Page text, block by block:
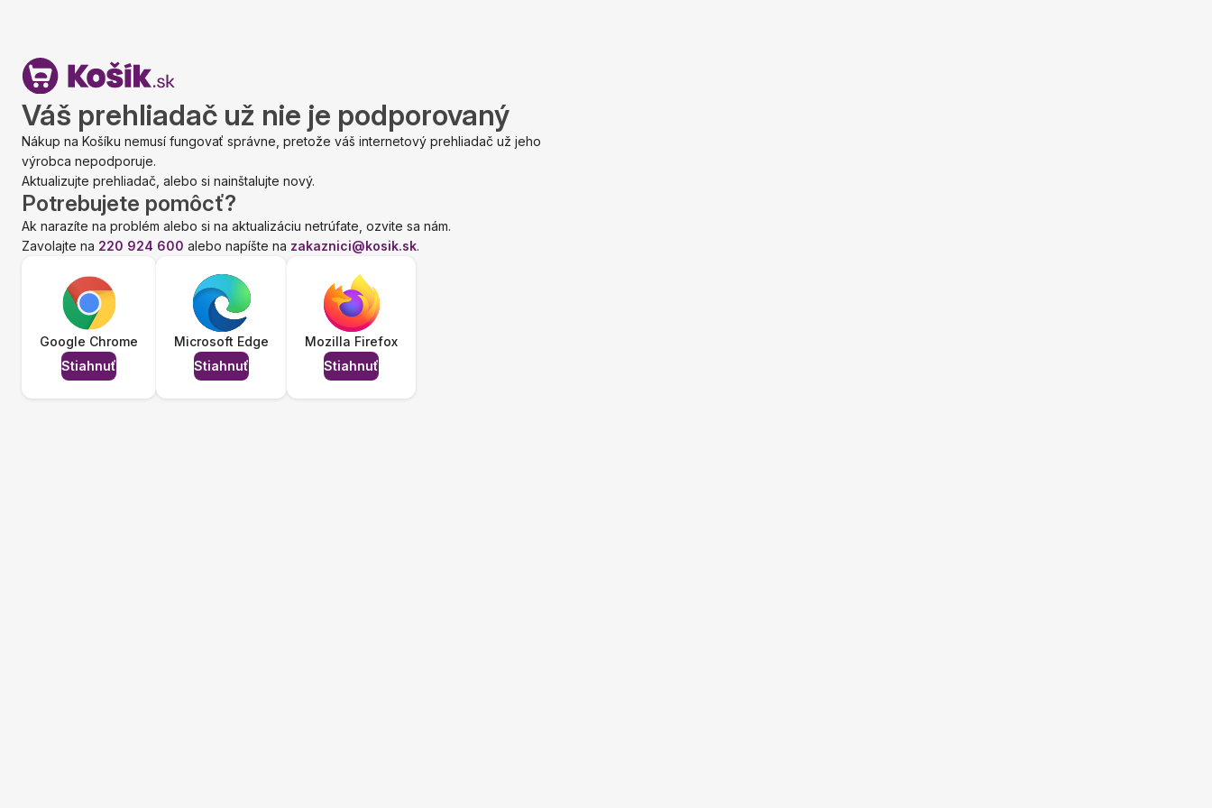
Váš prehliadač už nie je podporovaný
Nákup na Košíku nemusí fungovať správne, pretože váš internetový prehliadač už jeho
výrobca nepodporuje.
Aktualizujte prehliadač, alebo si nainštalujte nový.
Potrebujete pomôcť?
Ak narazíte na problém alebo si na aktualizáciu netrúfate, ozvite sa nám.
Zavolajte na 220 924 600 alebo napíšte na zakaznici@kosik.sk.
Google Chrome
Stiahnuť
Microsoft Edge
Stiahnuť
Mozilla Firefox
Stiahnuť